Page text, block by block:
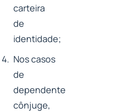
carteira
de
identidade;
Nos casos
de
dependente
cônjuge,